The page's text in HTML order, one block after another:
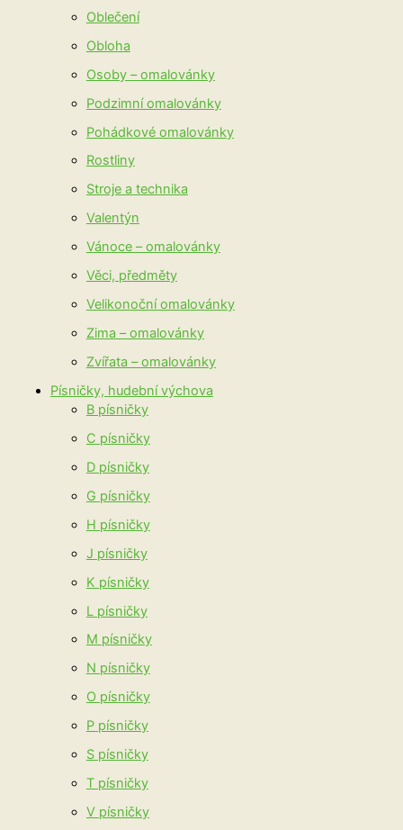
Oblečení
Obloha
Osoby – omalovánky
Podzimní omalovánky
Pohádkové omalovánky
Rostliny
Stroje a technika
Valentýn
Vánoce – omalovánky
Věci, předměty
Velikonoční omalovánky
Zima – omalovánky
Zvířata – omalovánky
Písničky, hudební výchova
B písničky
C písničky
D písničky
G písničky
H písničky
J písničky
K písničky
L písničky
M písničky
N písničky
O písničky
P písničky
S písničky
T písničky
V písničky